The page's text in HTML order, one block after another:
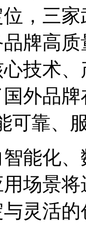
，三
牌高
技术
外品
可靠、
能化
场景
灵活